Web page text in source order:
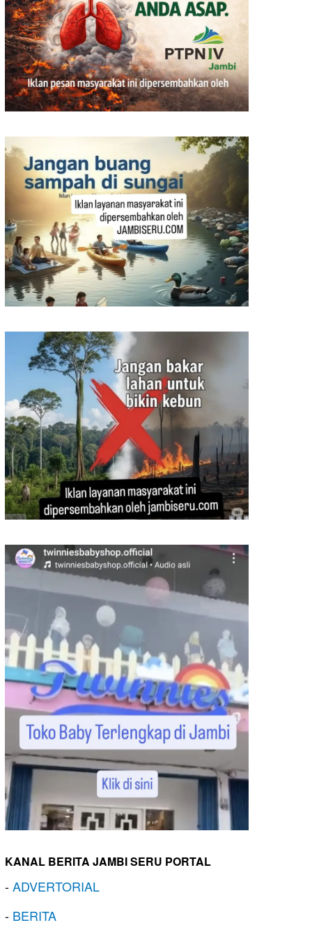
KANAL BERITA JAMBI SERU PORTAL
-ADVERTORIAL
- BERITA